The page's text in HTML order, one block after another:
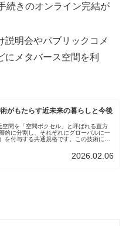
続きのオンライン完結が
説明会やパブリックコメ
にメタバース空間を利
術がもたらす近未来の暮らしと今後
空間を「空間ボクセル」と呼ばれる直方
的に分割し、それぞれにグローバルに一
を付与する共通規格です。この技術によ
内外のARナビゲーションやスマートシテ
にわたるユースケースが実現可能になり
2026.02.06